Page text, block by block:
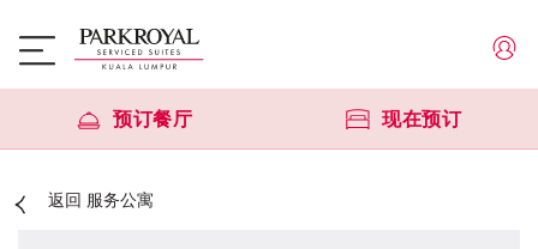
预订餐厅 现在预订
返回 服务公寓